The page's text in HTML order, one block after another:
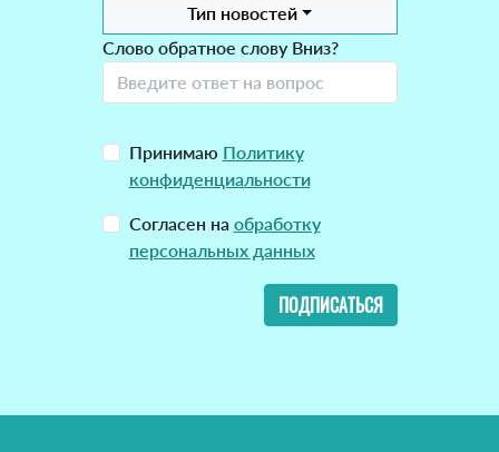
Тип новостей
Слово обратное слову Вниз?
Принимаю Политику
конфиденциальности
Согласен на обработку
персональных данных
ПОДПИСАТЬСЯ